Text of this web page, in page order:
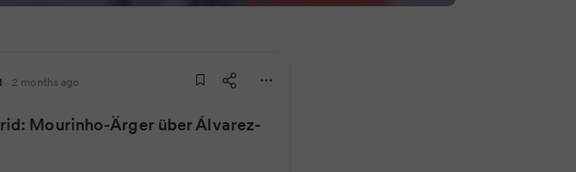
· 2 months ago
Mourinho-Ärger über Álvarez-